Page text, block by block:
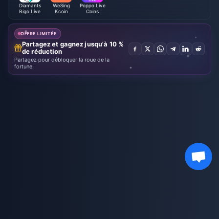
Diamants
Bigo Live
WeSing
Kcoin
Poppo Live
Coins
OFFRE LIMITÉE
Partagez et gagnez jusqu'à 10 %
de réduction
Partagez pour débloquer la roue de la
fortune.